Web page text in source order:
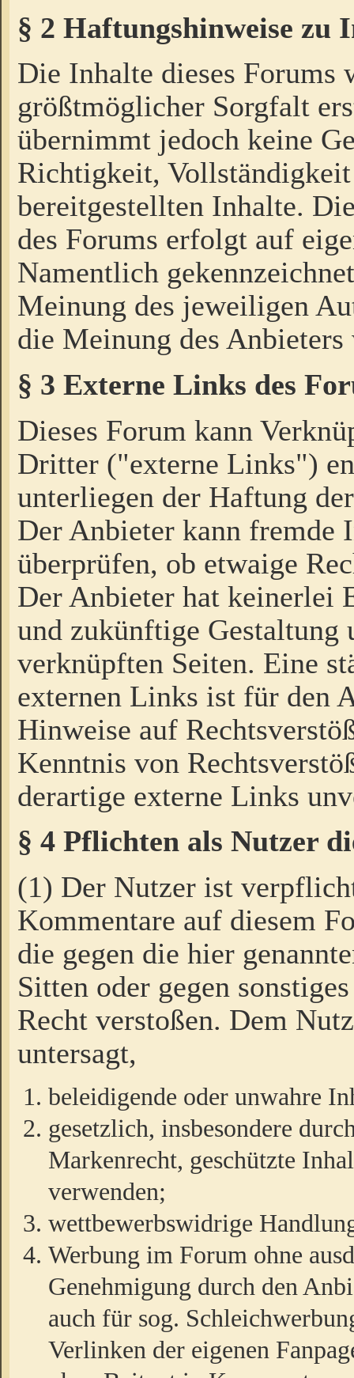
§ 2 Haftungshinweise zu
Die Inhalte dieses Forums
größtmöglicher Sorgfalt
übernimmt jedoch keine
Richtigkeit,
bereitgestellten Inhalte.
des Forums erfolgt auf
Namentlich
Meinung des jeweiligen
die Meinung des Anbieters
§ 3 Externe Links des
Dieses Forum kann
Dritter ("externe Links")
unterliegen der Haftung
Der Anbieter kann fremde
überprüfen, ob etwaige
Der Anbieter hat keinerlei
und zukünftige Gestaltung
verknüpften Seiten. Eine
externen Links ist für den
Hinweise auf
Kenntnis von
derartige externe Links
§ 4 Pflichten als Nutzer
(1) Der Nutzer ist
Kommentare auf diesem
die gegen die hier
Sitten oder gegen
Recht verstoßen. Dem
untersagt,
beleidigende oder unwahre
gesetzlich, insbesondere
Markenrecht, geschützte
verwenden;
wettbewerbswidrige
Werbung im Forum ohne
Genehmigung durch den
auch für sog.
Verlinken der eigenen